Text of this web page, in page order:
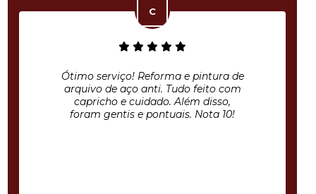
Ótimo serviço! Reforma e pintura de
arquivo de aço anti. Tudo feito com
capricho e cuidado. Além disso,
foram gentis e pontuais. Nota 10!